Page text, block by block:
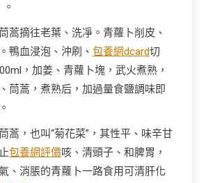
蒿摘往老葉、洗凈。青蘿卜削皮、
鴨血浸泡、沖刷、 包養網dcard切
，加姜、青蘿卜塊，武火煮熟，
茼蒿，煮熟后，加過量食鹽調味即
蒿，也叫“菊花菜”，其性平、味辛甘
包養網評價咳、清頭子、和脾胃，
、消脹的青蘿卜一路食用可清肝化